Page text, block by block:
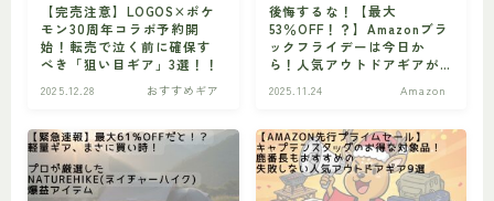
【完売注意】LOGOS×ポケ
モン30周年コラボ予約開
始！転売で泣く前に確保す
べき「狙い目ギア」3選！！
2025.12.28 おすすめギア
後悔するな！【最大
53％OFF！？】Amazonブラ
ックフライデーは今日か
ら！人気アウトドアギアが
2025.11.24 Amazon